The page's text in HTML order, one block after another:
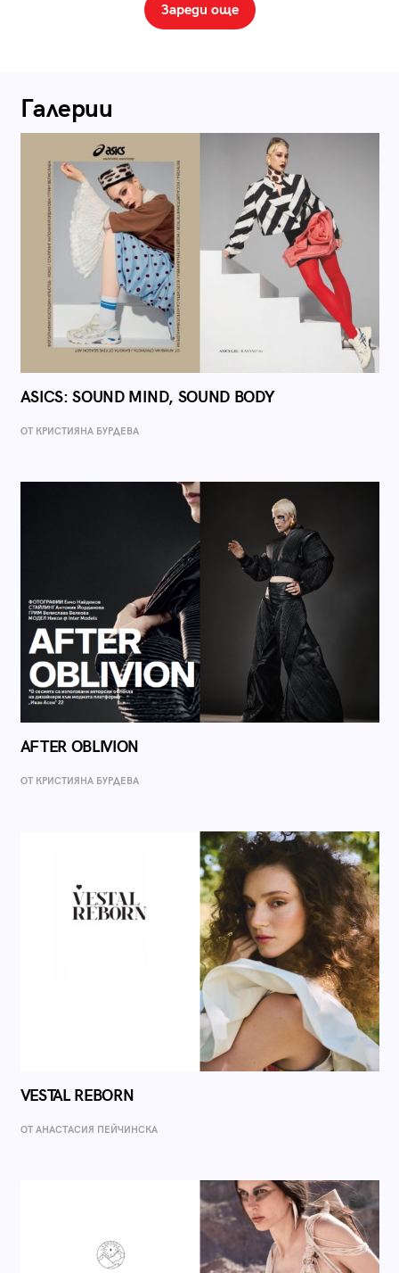
Зареди още
Галерии
ASICS: SOUND MIND, SOUND BODY
ОТ КРИСТИЯНА БУРДЕВА
AFTER OBLIVION
ОТ КРИСТИЯНА БУРДЕВА
VESTAL REBORN
ОТ AНАСТАСИЯ ПЕЙЧИНСКА